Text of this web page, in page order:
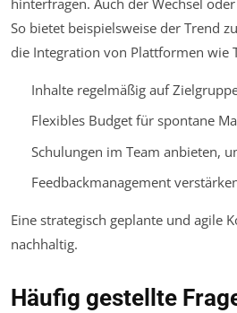
So bietet beispielsweise der Trend
die Integration von Plattformen wie
Inhalte regelmäßig auf
Flexibles Budget für spontane
Schulungen im Team anbieten,
Feedbackmanagement
Eine strategisch geplante und agile
nachhaltig.
Häufig gestellte